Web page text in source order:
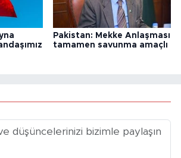
Pakistan: Mekke Anlaşması
tamamen savunma amaçlı